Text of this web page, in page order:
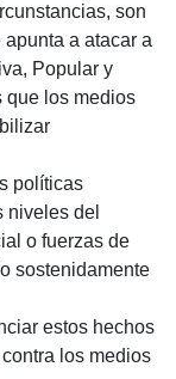
son
apunta a atacar a
Popular y
que los medios
políticas
niveles del
o fuerzas de
sostenidamente
estos hechos
los medios